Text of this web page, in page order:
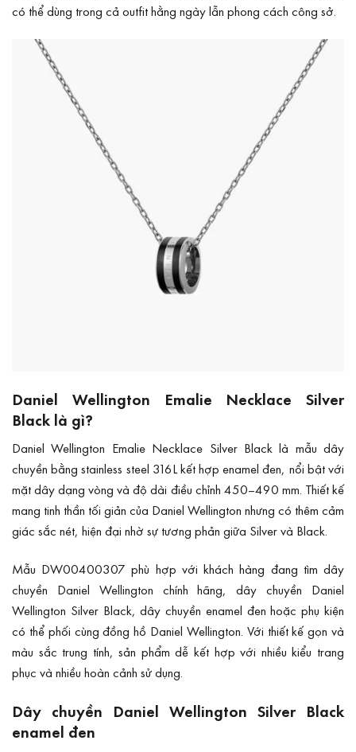
có thể dùng trong cả outfit hằng ngày lẫn phong cách công sở.
Daniel Wellington Emalie Necklace Silver
Black là gì?
Daniel Wellington Emalie Necklace Silver Black là mẫu dây
chuyền bằng stainless steel 316L kết hợp enamel đen, nổi bật với
mặt dây dạng vòng và độ dài điều chỉnh 450–490 mm. Thiết kế
mang tinh thần tối giản của Daniel Wellington nhưng có thêm cảm
giác sắc nét, hiện đại nhờ sự tương phản giữa Silver và Black.
Mẫu DW00400307 phù hợp với khách hàng đang tìm dây
chuyền Daniel Wellington chính hãng, dây chuyền Daniel
Wellington Silver Black, dây chuyền enamel đen hoặc phụ kiện
có thể phối cùng đồng hồ Daniel Wellington. Với thiết kế gọn và
màu sắc trung tính, sản phẩm dễ kết hợp với nhiều kiểu trang
phục và nhiều hoàn cảnh sử dụng.
Dây chuyền Daniel Wellington Silver Black
enamel đen